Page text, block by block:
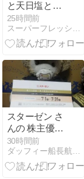
と天日塩と解
毒。
25時間前
スターゼン さ
んの 株主優待
の案内が届き
ました
30時間前